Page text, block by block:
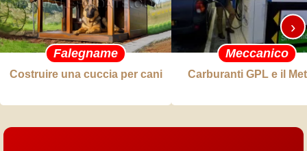
Falegname
Costruire una cuccia per cani
Meccanico
Carburanti GPL e il
›